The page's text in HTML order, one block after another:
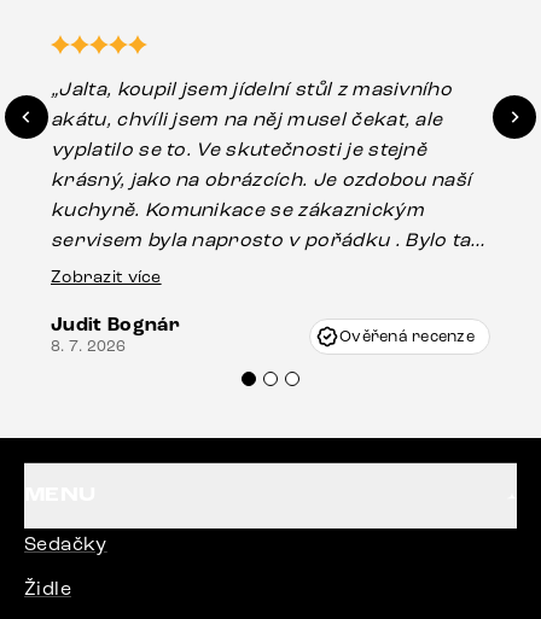
„Jalta, koupil jsem jídelní stůl z masivního
akátu, chvíli jsem na něj musel čekat, ale
vyplatilo se to. Ve skutečnosti je stejně
krásný, jako na obrázcích. Je ozdobou naší
kuchyně. Komunikace se zákaznickým
servisem byla naprosto v pořádku . Bylo tam
drobné poškození u nohy stolu, které mohlo
Vincze mi velmi korektně vyšli vstříc.
Doporučuji produkty Delife všem.“
Zobrazit více
Judit Bognár
8. 7. 2026 Ověřená recenze
Sedačky
Židle